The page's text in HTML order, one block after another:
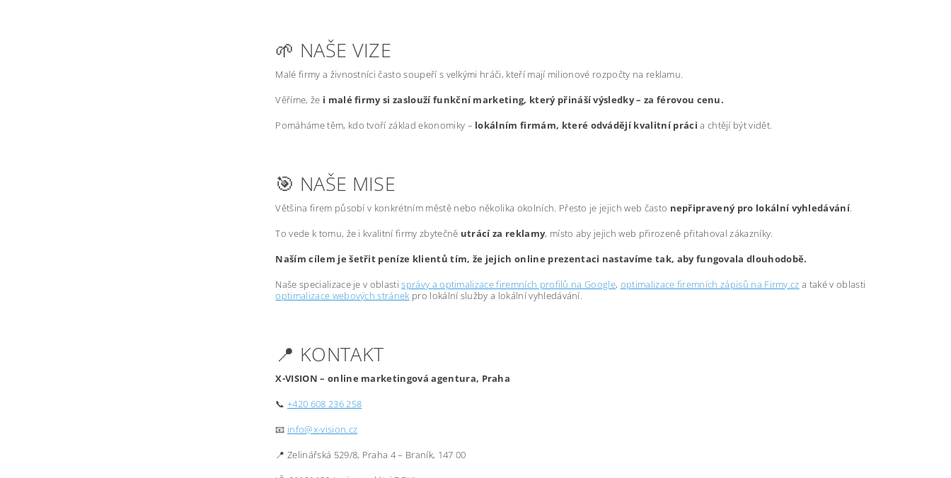
🌱 NAŠE VIZE
Malé firmy a živnostníci často soupeří s velkými hráči, kteří mají milionové rozpočty na reklamu.
Věříme, že i malé firmy si zaslouží funkční marketing, který přináší výsledky – za férovou cenu.
Pomáháme těm, kdo tvoří základ ekonomiky – lokálním firmám, které odvádějí kvalitní práci a chtějí být vidět.
🎯 NAŠE MISE
Většina firem působí v konkrétním městě nebo několika okolních. Přesto je jejich web často nepřipravený pro lokální vyhledávání.
To vede k tomu, že i kvalitní firmy zbytečně utrácí za reklamy, místo aby jejich web přirozeně přitahoval zákazníky.
Naším cílem je šetřit peníze klientů tím, že jejich online prezentaci nastavíme tak, aby fungovala dlouhodobě.
Naše specializace je v oblastisprávy a optimalizace firemních profilů na Google, optimalizace firemních zápisů na Firmy.cz a také v oblasti
optimalizace webových stránek pro lokální služby a lokální vyhledávání.
📍 KONTAKT
X-VISION – online marketingová agentura, Praha
📞+420 608 236 258
📧 info@x-vision.cz
📍 Zelinářská 529/8, Praha 4 – Braník, 147 00